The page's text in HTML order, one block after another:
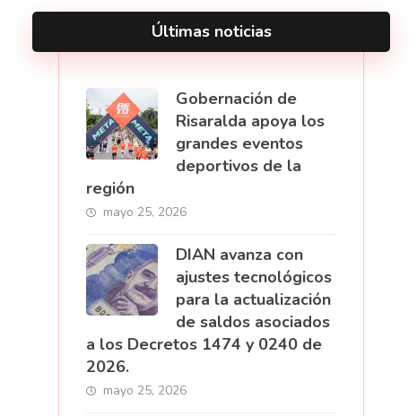
Últimas noticias
Gobernación de
Risaralda apoya los
grandes eventos
deportivos de la
región
mayo 25, 2026
DIAN avanza con
ajustes tecnológicos
para la actualización
de saldos asociados
a los Decretos 1474 y 0240 de
2026.
mayo 25, 2026